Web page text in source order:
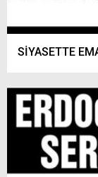
SİYASETTE